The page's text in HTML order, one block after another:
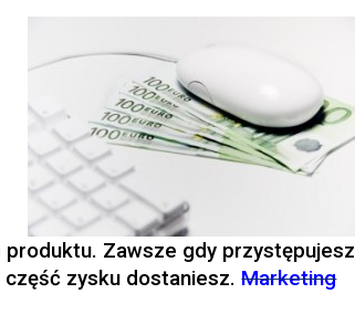
Zawsze gdy przystępujesz
zysku dostaniesz. Marketing